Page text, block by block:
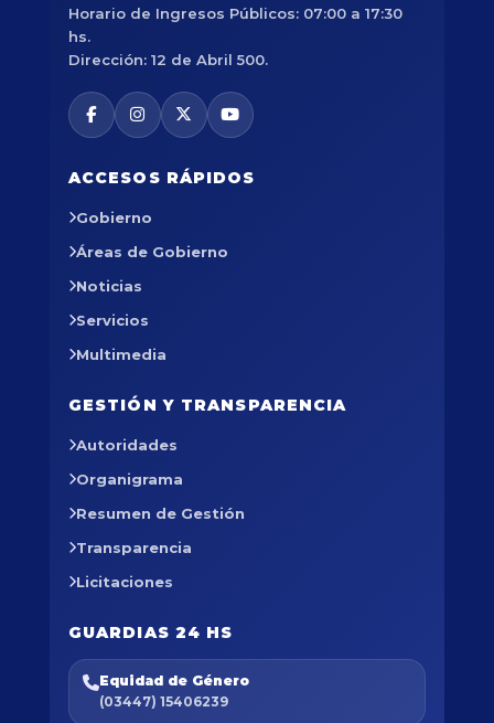
Horario de Ingresos Públicos: 07:00 a 17:30
hs.
Dirección: 12 de Abril 500.
ACCESOS RÁPIDOS
Gobierno
Áreas de Gobierno
Noticias
Servicios
Multimedia
GESTIÓN Y TRANSPARENCIA
Autoridades
Organigrama
Resumen de Gestión
Transparencia
Licitaciones
GUARDIAS 24 HS
Equidad de Género
(03447) 15406239